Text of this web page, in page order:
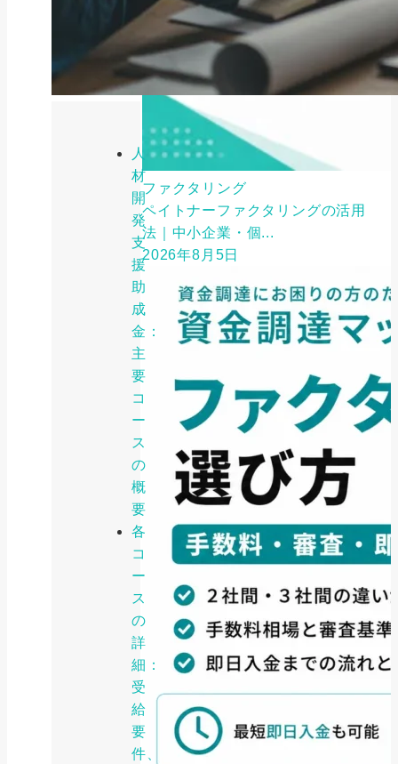
人
材
開
発
支
援
助
成
金：
主
要
コ
ー
ス
の
概
要
各
コ
ー
ス
の
詳
細：
受
給
要
件、
ファクタリング
ペイトナーファクタリングの活用
法｜中小企業・個...
2026年8月5日